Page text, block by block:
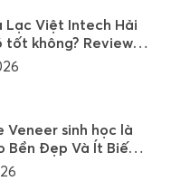
Lạc Việt Intech Hải
tốt không? Review
Veneer sinh học là
Bền Đẹp Và Ít Biến